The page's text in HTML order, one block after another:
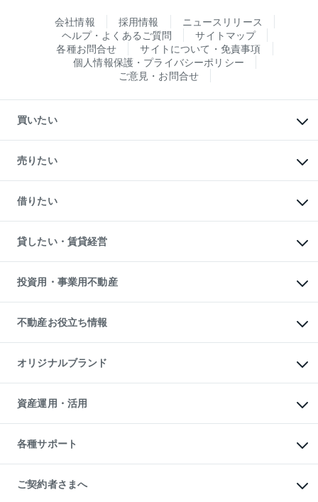
会社情報 採用情報
ニュースリリース
ヘルプ・よくあるご質問
サイトマップ
各種お問合せ
サイトについて・免責事項
個人情報保護・プライバシーポリシー
ご意見・お問合せ
買いたい
新築・分譲マンションの購入
中古マンションの購入
一戸建ての購入
中古一戸建ての購入
不動産購入の流れ
注目キーワード物件特集
購入ガイド
English 繁体中文簡体中文
売りたい
一戸建ての売却・査定
土地の売却・査定
スピードAI査定
不動産査定について
不動産売却の流れ
不動産買換えの流れ
売却ガイド
借りたい
オフィス・店舗の賃貸
借りるときの流れ
借りるガイド
貸したい・賃貸経営
マンション賃料データ
賃貸管理プラン
リロケーションについて
貸すガイド
投資用・事業用不動産
事業用不動産
マンション投資
投資用マンション
アパート経営
収益物件
ビル購入（ビル一棟）
投資用不動産の売却査定
事業用不動産の売却査定
不動産お役立ち情報
マンションライブラリー
人気マンションランキング
暮らしに役立つ不動産メディア
不動産相場・不動産価格情報
不動産コラム・ニュース
不動産用語集
不動産なんでもネット相談室
住まいの税金
オリジナルブランド
一棟リノベーションマンション
L`GENTE（ルジェンテ）
区分リノベーションマンション
投資用一棟レジデンスWELL
不動産小口投資
LEGACIA（レガシア）
資産運用・活用
不動産M&A
アセットマネジメント・出資
各種サポート
相続サポート
リフォームサポート
ご契約者さまへ